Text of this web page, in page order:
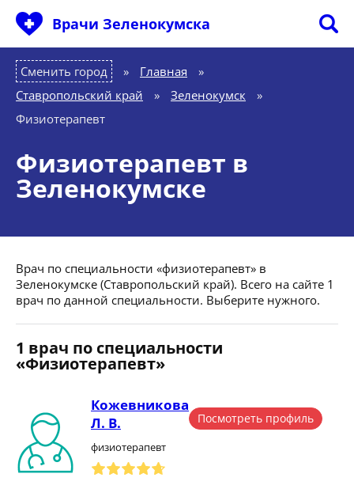
Врачи Зеленокумска
Сменить город Главная
»
Ставропольский край
» Зеленокумск
»
Физиотерапевт
Физиотерапевт в
Зеленокумске
Врач по специальности «физиотерапевт» в
Зеленокумске (Ставропольский край). Всего на сайте 1
врач по данной специальности. Выберите нужного.
1 врач по специальности
«Физиотерапевт»
Кожевникова
Л. В.
физиотерапевт
Посмотреть профиль